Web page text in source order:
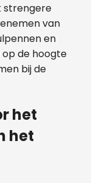
strengere
van
en
de hoogte
bij de
het
het